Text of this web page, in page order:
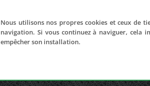
Nous utilisons nos propres cookies et ceux de
navigation. Si vous continuez à naviguer, cela
empêcher son installation.